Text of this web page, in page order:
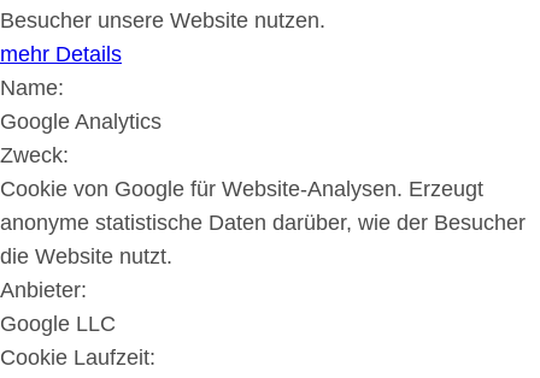
Besucher unsere Website nutzen.
mehr Details
Name:
Google Analytics
Zweck:
Cookie von Google für Website-Analysen. Erzeugt
anonyme statistische Daten darüber, wie der Besucher
die Website nutzt.
Anbieter:
Google LLC
Cookie Laufzeit: